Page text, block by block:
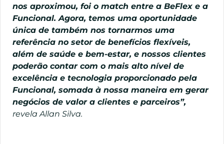
nos aproximou, foi o match entre a BeFlex e a
Funcional. Agora, temos uma oportunidade
única de também nos tornarmos uma
referência no setor de benefícios flexíveis,
além de saúde e bem-estar, e nossos clientes
poderão contar com o mais alto nível de
excelência e tecnologia proporcionado pela
Funcional, somada à nossa maneira em gerar
negócios de valor a clientes e parceiros”,
revela Allan Silva.